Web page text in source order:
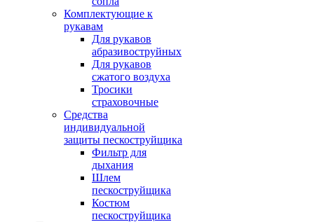
Комплектующие к
рукавам
Для рукавов
абразивоструйных
Для рукавов
сжатого воздуха
Тросики
страховочные
Средства
индивидуальной
защиты пескоструйщика
Фильтр для
дыхания
Шлем
пескоструйщика
Костюм
пескоструйщика